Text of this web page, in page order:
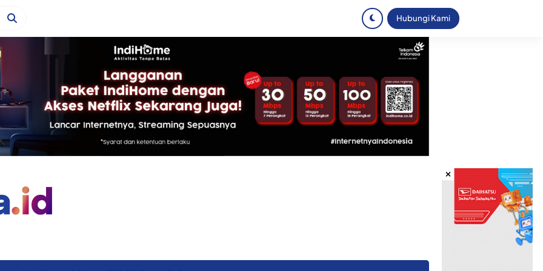
Hubungi Kami